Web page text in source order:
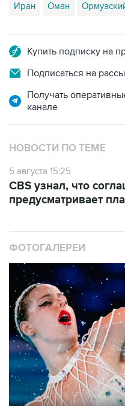
Иран Оман
Купить подписку на
Подписаться на
Получать
канале
НОВОСТИ ПО ТЕМЕ
5 августа 15:25
CBS узнал, что
предусматривает
ФОТОГАЛЕРЕИ